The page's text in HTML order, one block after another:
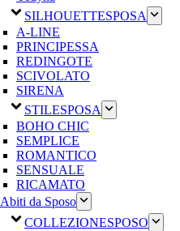
SILHOUETTESPOSA
A-LINE
PRINCIPESSA
REDINGOTE
SCIVOLATO
SIRENA
STILESPOSA
BOHO CHIC
SEMPLICE
ROMANTICO
SENSUALE
RICAMATO
Abiti da Sposo
COLLEZIONESPOSO